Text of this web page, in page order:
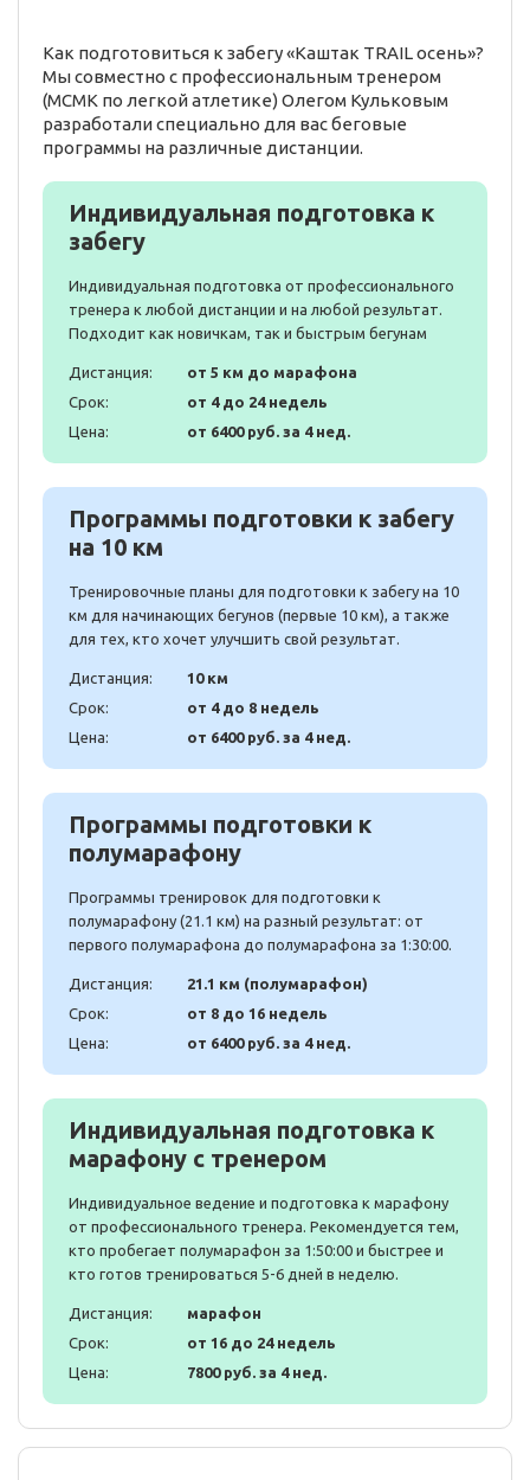
Как подготовиться к забегу «Каштак TRAIL осень»?
Мы совместно с профессиональным тренером
(МСМК по легкой атлетике) Олегом Кульковым
разработали специально для вас беговые
программы на различные дистанции.
Индивидуальная подготовка к
забегу
Индивидуальная подготовка от профессионального
тренера к любой дистанции и на любой результат.
Подходит как новичкам, так и быстрым бегунам
Дистанция:
от 5 км до марафона
Срок:
от 4 до 24 недель
Цена:
от 6400 руб. за 4 нед.
Программы подготовки к забегу
на 10 км
Тренировочные планы для подготовки к забегу на 10
км для начинающих бегунов (первые 10 км), а также
для тех, кто хочет улучшить свой результат.
Дистанция:
10 км
Срок:
от 4 до 8 недель
Цена:
от 6400 руб. за 4 нед.
Программы подготовки к
полумарафону
Программы тренировок для подготовки к
полумарафону (21.1 км) на разный результат: от
первого полумарафона до полумарафона за 1:30:00.
Дистанция:
21.1 км (полумарафон)
Срок:
от 8 до 16 недель
Цена:
от 6400 руб. за 4 нед.
Индивидуальная подготовка к
марафону с тренером
Индивидуальное ведение и подготовка к марафону
от профессионального тренера. Рекомендуется тем,
кто пробегает полумарафон за 1:50:00 и быстрее и
кто готов тренироваться 5-6 дней в неделю.
Дистанция:
марафон
Срок:
от 16 до 24 недель
Цена:
7800 руб. за 4 нед.